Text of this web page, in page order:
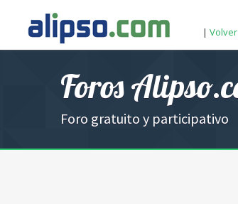
|
Foros
Foro gratuito y participativo